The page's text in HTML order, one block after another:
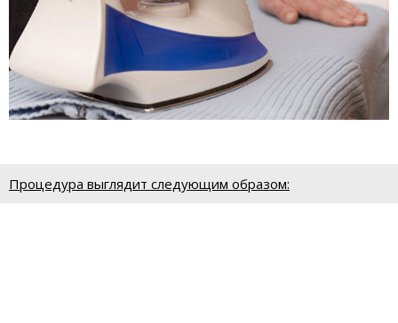
Процедура выглядит следующим образом: